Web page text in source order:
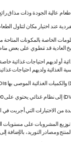
عالية الجودة وذات مذاق
عند اختيار مكان لتناول
الخاصة بالمكونات المتاحة
العادية قد تنطوي على بعض
أو لديهم احتياجات غذائية
الغذائية ولديهم احتياجات
من الاختبارات التي أجريت في
المشروبات على مستويات
ومصادر التوريد، بالإضافة